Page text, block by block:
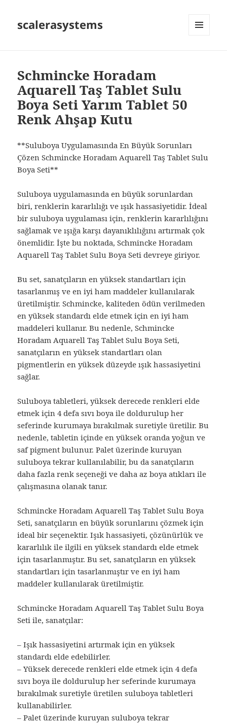
scalerasystems
Schmincke Horadam
Aquarell Taş Tablet Sulu
Boya Seti Yarım Tablet 50
Renk Ahşap Kutu
**Suluboya Uygulamasında En Büyük Sorunları
Çözen Schmincke Horadam Aquarell Taş Tablet Sulu
Boya Seti**
Suluboya uygulamasında en büyük sorunlardan
biri, renklerin kararlılığı ve ışık hassasiyetidir. İdeal
bir suluboya uygulaması için, renklerin kararlılığını
sağlamak ve ışığa karşı dayanıklılığını artırmak çok
önemlidir. İşte bu noktada, Schmincke Horadam
Aquarell Taş Tablet Sulu Boya Seti devreye giriyor.
Bu set, sanatçıların en yüksek standartları için
tasarlanmış ve en iyi ham maddeler kullanılarak
üretilmiştir. Schmincke, kaliteden ödün verilmeden
en yüksek standardı elde etmek için en iyi ham
maddeleri kullanır. Bu nedenle, Schmincke
Horadam Aquarell Taş Tablet Sulu Boya Seti,
sanatçıların en yüksek standartları olan
pigmentlerin en yüksek düzeyde ışık hassasiyetini
sağlar.
Suluboya tabletleri, yüksek derecede renkleri elde
etmek için 4 defa sıvı boya ile doldurulup her
seferinde kurumaya bırakılmak suretiyle üretilir. Bu
nedenle, tabletin içinde en yüksek oranda yoğun ve
saf pigment bulunur. Palet üzerinde kuruyan
suluboya tekrar kullanılabilir, bu da sanatçıların
daha fazla renk seçeneği ve daha az boya atıkları ile
çalışmasına olanak tanır.
Schmincke Horadam Aquarell Taş Tablet Sulu Boya
Seti, sanatçıların en büyük sorunlarını çözmek için
ideal bir seçenektir. Işık hassasiyeti, çözünürlük ve
kararlılık ile ilgili en yüksek standardı elde etmek
için tasarlanmıştır. Bu set, sanatçıların en yüksek
standartları için tasarlanmıştır ve en iyi ham
maddeler kullanılarak üretilmiştir.
Schmincke Horadam Aquarell Taş Tablet Sulu Boya
Seti ile, sanatçılar:
– Işık hassasiyetini artırmak için en yüksek
standardı elde edebilirler.
– Yüksek derecede renkleri elde etmek için 4 defa
sıvı boya ile doldurulup her seferinde kurumaya
bırakılmak suretiyle üretilen suluboya tabletleri
kullanabilirler.
– Palet üzerinde kuruyan suluboya tekrar